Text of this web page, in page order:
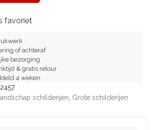
favoriet
of achteraf
bezorging
& gratis retour
4 weken
Landschap schilderijen Grote schilderijen